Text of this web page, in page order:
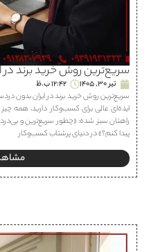
سریع‌ترین روش خرید برند
تیر 30, 1405
12:42 ب.ظ
سریع‌ترین روش خرید برند در ایران بدون
ایده‌ای عالی برای کسب‌وکار دارید، همه
راهتان سبز شده: «چطور سریع‌ترین و
پیدا کنم؟» در دنیای پرشتاب کسب‌وکار